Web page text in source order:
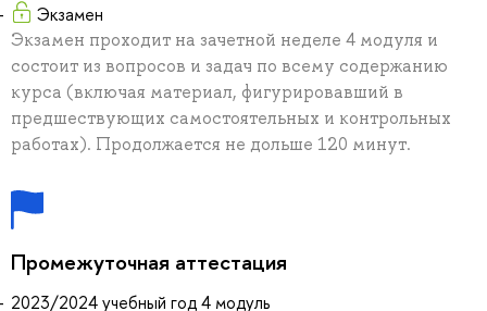
Экзамен
Экзамен проходит на зачетной неделе 4 модуля и
состоит из вопросов и задач по всему содержанию
курса (включая материал, фигурировавший в
предшествующих самостоятельных и контрольных
работах). Продолжается не дольше 120 минут.
Промежуточная аттестация
2023/2024 учебный год 4 модуль